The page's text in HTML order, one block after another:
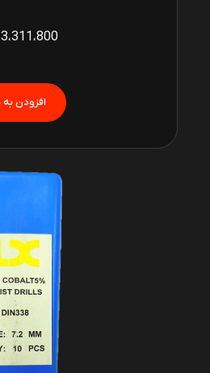
3،311،800